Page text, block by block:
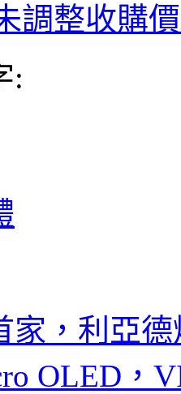
調整收購
:
家，利亞
OLED，